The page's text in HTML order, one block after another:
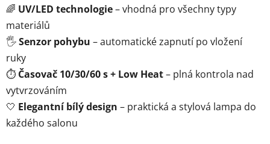
🌈 UV/LED technologie– vhodná pro všechny typy
materiálů
🖐️Senzor pohybu – automatické zapnutí po vložení
ruky
⏱️ Časovač 10/30/60 s + Low Heat– plná kontrola nad
vytvrzováním
🤍 Elegantní bílý design – praktická a stylová lampa do
každého salonu